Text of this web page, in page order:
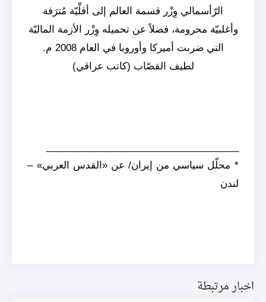
الرّأسمالي وِزْر قسمة العالم إلى أقلِّيّة مُترَفة
وأغلبيّة محرومة، فضلاً عن تحميله وِزْر الأزمة الماليّة
التي ضربت أميركا وأوروبا في العام 2008 م.
لطيف القصّاب (كاتب عراقي)
* محلّل سياسي من إيران/ عن «القدس العربي» –
لندن
اخبار مرتبطة